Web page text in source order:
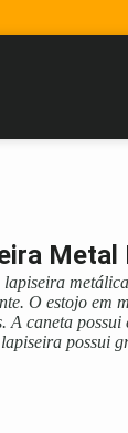
Metal
O estojo em
A caneta
possui